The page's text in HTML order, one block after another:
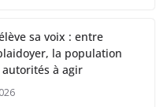
sa voix : entre
la population
à agir